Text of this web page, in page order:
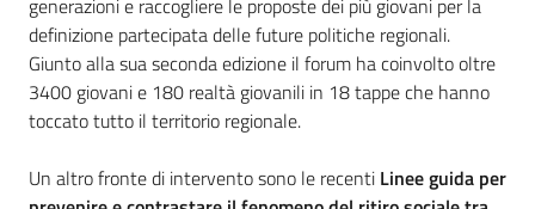
generazioni e raccogliere le proposte dei più giovani per la
definizione partecipata delle future politiche regionali.
Giunto alla sua seconda edizione il forum ha coinvolto oltre
3400 giovani e 180 realtà giovanili in 18 tappe che hanno
toccato tutto il territorio regionale.
Un altro fronte di intervento sono le recenti Linee guida per